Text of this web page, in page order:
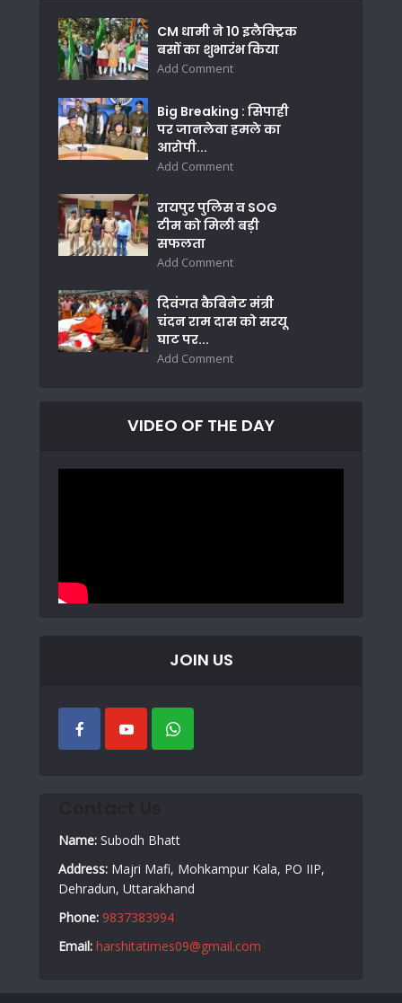
CM धामी ने 10 इलैक्ट्रिक
बसों का शुभारंभ किया
Add Comment
Big Breaking : सिपाही
पर जानलेवा हमले का
आरोपी...
Add Comment
रायपुर पुलिस व SOG
टीम को मिली बड़ी
सफलता
Add Comment
दिवंगत कैबिनेट मंत्री
चंदन राम दास को सरयू
घाट पर...
Add Comment
VIDEO OF THE DAY
JOIN US
Name: Subodh Bhatt
Address: Majri Mafi, Mohkampur Kala, PO IIP,
Dehradun, Uttarakhand
Phone: 9837383994
Email: harshitatimes09@gmail.com